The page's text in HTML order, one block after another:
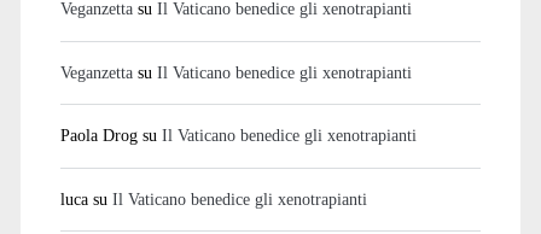
Veganzettasu Il Vaticano benedice gli xenotrapianti
Veganzettasu Il Vaticano benedice gli xenotrapianti
Paola Drogsu Il Vaticano benedice gli xenotrapianti
lucasu Il Vaticano benedice gli xenotrapianti